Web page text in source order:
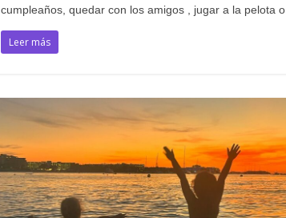
cumpleaños, quedar con los amigos , jugar a la pelota o
Leer más